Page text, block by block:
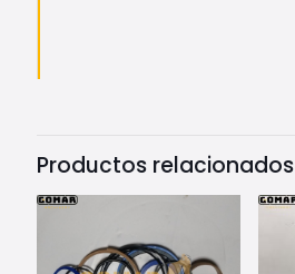
Productos relacionados